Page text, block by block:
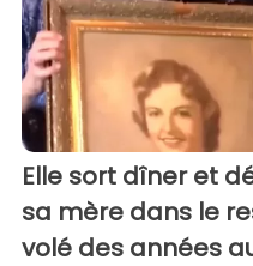
Elle sort dîner et
sa mère dans le
volé des années